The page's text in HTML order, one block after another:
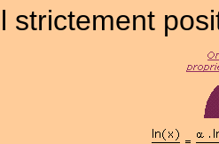
strictement